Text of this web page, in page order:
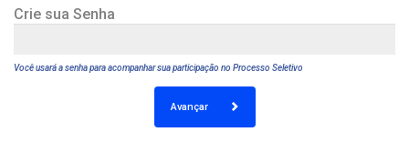
Crie sua Senha
Você usará a senha para acompanhar sua participação no Processo Seletivo
Avançar